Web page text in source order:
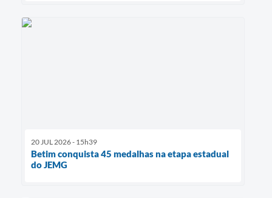
20 JUL 2026 - 15h39
Betim conquista 45 medalhas na etapa estadual
do JEMG